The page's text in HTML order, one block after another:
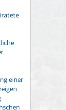
einer